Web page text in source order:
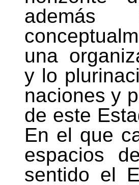
una
y lo
naciones y
de este
En el que
espacios
sentido el